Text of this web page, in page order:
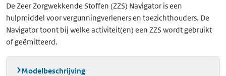
De Zeer Zorgwekkende Stoffen (ZZS) Navigator is een
hulpmiddel voor vergunningverleners en toezichthouders. De
Navigator toont bij welke activiteit(en) een ZZS wordt gebruikt
of geëmitteerd.
Modelbeschrijving